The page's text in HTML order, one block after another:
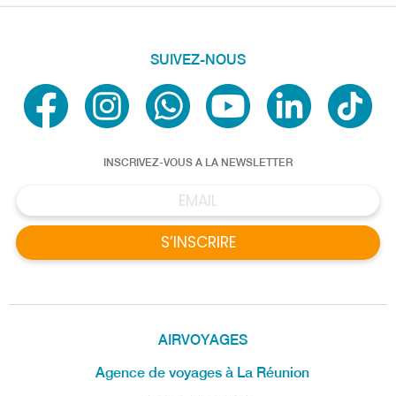
AIRVOYAGES
Agence de voyages à La Réunion
SUIVEZ-NOUS
INSCRIVEZ-VOUS A LA NEWSLETTER
S’INSCRIRE